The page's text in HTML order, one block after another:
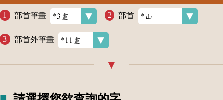
部首筆畫 部首
部首外筆畫